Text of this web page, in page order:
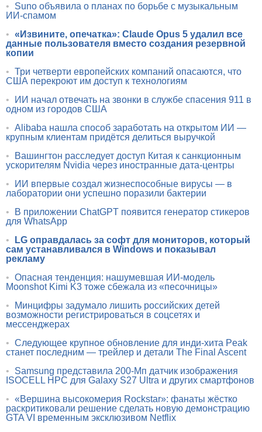
•
Suno объявила о планах по борьбе с музыкальным
ИИ-спамом
• «Извините, опечатка»: Claude Opus 5 удалил все
данные пользователя вместо создания резервной
копии
• Три четверти европейских компаний опасаются, что
США перекроют им доступ к технологиям
•
ИИ начал отвечать на звонки в службе спасения 911 в
одном из городов США
• Alibaba нашла способ заработать на открытом ИИ —
крупным клиентам придётся делиться выручкой
•
Вашингтон расследует доступ Китая к санкционным
ускорителям Nvidia через иностранные дата-центры
•
ИИ впервые создал жизнеспособные вирусы — в
лаборатории они успешно поразили бактерии
•
В приложении ChatGPT появится генератор стикеров
для WhatsApp
•
LG оправдалась за софт для мониторов, который
сам устанавливался в Windows и показывал
рекламу
• Опасная тенденция: нашумевшая ИИ-модель
Moonshot Kimi K3 тоже сбежала из «песочницы»
•
Минцифры задумало лишить российских детей
возможности регистрироваться в соцсетях и
мессенджерах
• Следующее крупное обновление для инди-хита Peak
станет последним — трейлер и детали The Final Ascent
•
Samsung представила 200-Мп датчик изображения
ISOCELL HPC для Galaxy S27 Ultra и других смартфонов
• «Вершина высокомерия Rockstar»: фанаты жёстко
раскритиковали решение сделать новую демонстрацию
GTA VI временным эксклюзивом Netflix